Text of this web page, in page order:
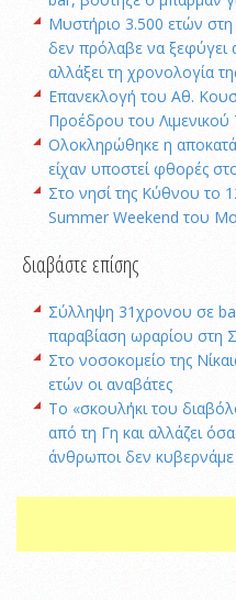
Μυστήριο 3.500 ετών
δεν πρόλαβε να ξεφύγει
αλλάξει τη χρονολογία
Επανεκλογή του Αθ.
Προέδρου του
Oλοκληρώθηκε η
είχαν υποστεί φθορές
Στο νησί της Κύθνου το
Summer Weekend του
διαβάστε επίσης
Σύλληψη 31χρονου σε
παραβίαση ωραρίου στη
Στο νοσοκομείο της
ετών οι αναβάτες
Το «σκουλήκι του
από τη Γη και αλλάζει
άνθρωποι δεν